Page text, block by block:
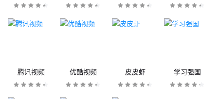
腾讯视频 优酷视频 皮皮虾 学习强国